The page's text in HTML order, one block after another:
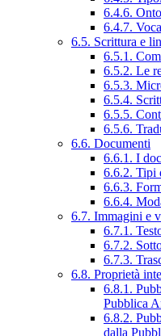
6.4.6.
6.4.7.
6.5. Scrittura e
6.5.1.
6.5.2. Le
6.5.3.
6.5.4.
6.5.5.
6.5.6.
6.6. Documenti
6.6.1. I
6.6.2. Tipi
6.6.3.
6.6.4.
6.7. Immagini e
6.7.1.
6.7.2.
6.7.3.
6.8. Proprietà
6.8.1.
Pubblica
6.8.2.
dalla